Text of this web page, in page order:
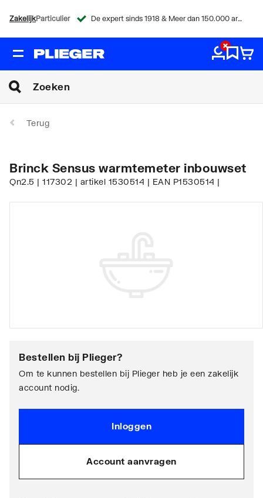
ZakelijkParticulier De expert sinds 1918 & Meer dan 150.000 artikelen
Terug
Brinck Sensus warmtemeter inbouwset
Qn2.5 | 117302 | artikel 1530514 | EAN P1530514 |
Bestellen bij Plieger?
Om te kunnen bestellen bij Plieger heb je een zakelijk
account nodig.
Inloggen
Account aanvragen